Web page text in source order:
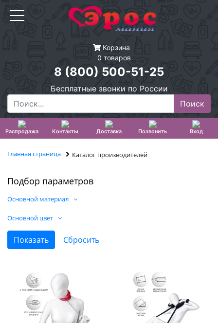
Корзина
0 товаров
8 (800) 500-51-25
Бесплатные звонки по России
Распродажа Контакты Доставка Позвонить Вход
Главная страница Каталог производителей
Подбор параметров
Основной материал
Основной цвет